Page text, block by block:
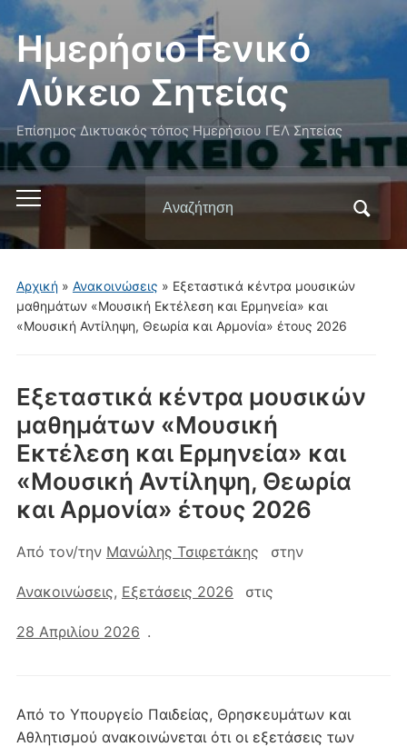
Ημερήσιο Γενικό
Λύκειο Σητείας
Επίσημος Δικτυακός τόπος Ημερήσιου ΓΕΛ Σητείας
Εναλλαγή
του
μενού
για
κινητά
Αναζήτηση
για:
Αρχική» Ανακοινώσεις » Εξεταστικά κέντρα μουσικών
μαθημάτων «Μουσική Εκτέλεση και Ερμηνεία» και
«Μουσική Αντίληψη, Θεωρία και Αρμονία» έτους 2026
Εξεταστικά κέντρα μουσικών
μαθημάτων «Μουσική
Εκτέλεση και Ερμηνεία» και
«Μουσική Αντίληψη, Θεωρία
και Αρμονία» έτους 2026
Από τον/την Μανώλης Τσιφετάκης στην
Ανακοινώσεις, Εξετάσεις 2026 στις
28 Απριλίου 2026 .
Από το Υπουργείο Παιδείας, Θρησκευμάτων και
Αθλητισμού ανακοινώνεται ότι οι εξετάσεις των